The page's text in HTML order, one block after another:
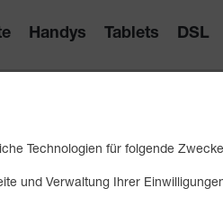
Handys Tablets DSL
Technologien für folgende
und Verwaltung Ihrer